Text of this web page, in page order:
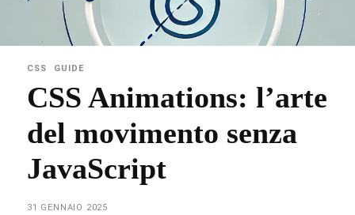
CSS GUIDE
CSS Animations: l’arte
del movimento senza
JavaScript
31 GENNAIO 2025